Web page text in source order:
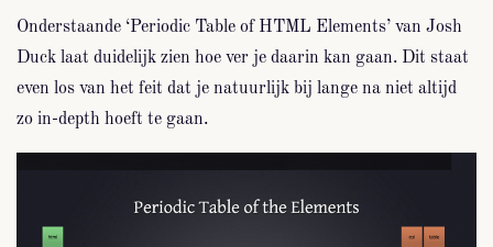
Onderstaande ‘Periodic Table of HTML Elements’ van Josh
Duck laat duidelijk zien hoe ver je daarin kan gaan. Dit staat
even los van het feit dat je natuurlijk bij lange na niet altijd
zo in-depth hoeft te gaan.